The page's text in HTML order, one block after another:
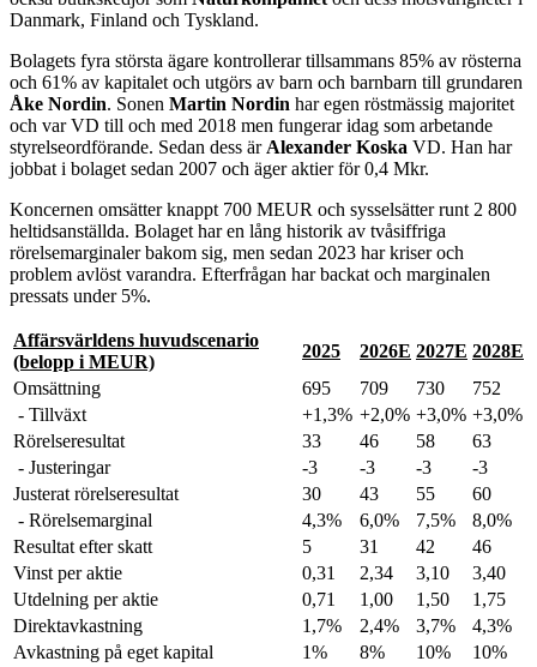
Danmark, Finland och Tyskland.
Bolagets fyra största ägare kontrollerar tillsammans 85% av rösterna
och 61% av kapitalet och utgörs av barn och barnbarn till grundaren
Åke Nordin. Sonen Martin Nordin har egen röstmässig majoritet
och var VD till och med 2018 men fungerar idag som arbetande
styrelseordförande. Sedan dess ärAlexander Koska VD. Han har
jobbat i bolaget sedan 2007 och äger aktier för 0,4 Mkr.
Koncernen omsätter knappt 700 MEUR och sysselsätter runt 2 800
heltidsanställda. Bolaget har en lång historik av tvåsiffriga
rörelsemarginaler bakom sig, men sedan 2023 har kriser och
problem avlöst varandra. Efterfrågan har backat och marginalen
pressats under 5%.
Affärsvärldens huvudscenario
(belopp i MEUR)
2025 2026E 2027E 2028E
Omsättning
695 709 730
752
- Tillväxt
+1,3% +2,0% +3,0% +3,0%
Rörelseresultat
33 46 58
63
- Justeringar
-3 -3 -3
-3
Justerat rörelseresultat
30 43 55
60
- Rörelsemarginal
4,3% 6,0% 7,5%
8,0%
Resultat efter skatt
5 31 42
46
Vinst per aktie
0,31 2,34 3,10
3,40
Utdelning per aktie
0,71 1,00 1,50
1,75
Direktavkastning
1,7% 2,4% 3,7%
4,3%
Avkastning på eget kapital
1% 8% 10%
10%